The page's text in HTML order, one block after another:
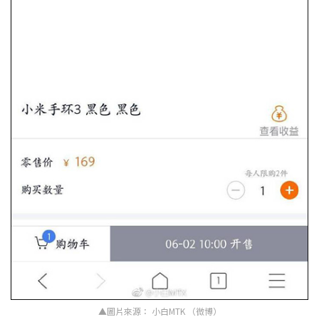
▲圖片來源： 小白MTK （微博）